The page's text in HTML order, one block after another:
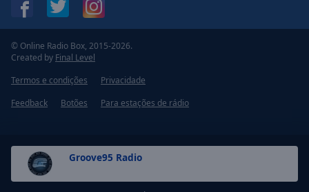
Groove95 Radio
© Online Radio Box, 2015-2026.
Created by Final Level
Termos e condições
Privacidade
Feedback
Botões Para estações de rádio